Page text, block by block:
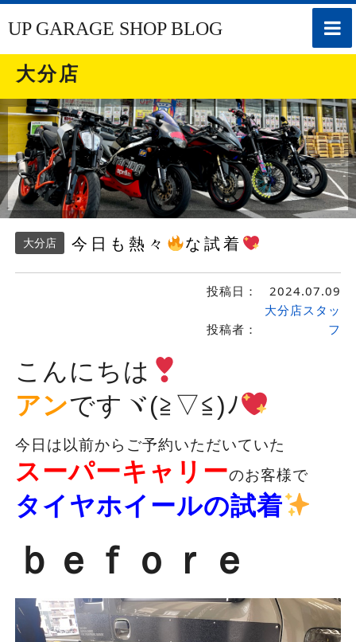
toggle
UP GARAGE SHOP BLOG
大分店
大分店 今日も熱々 な試着
投稿日： 2024.07.09
投稿者：
大分店スタッ
フ
こんにちは
アンですヾ(≧▽≦)ﾉ
今日は以前からご予約いただいていた
スーパーキャリーのお客様で
タイヤホイールの試着
ｂｅｆｏｒｅ